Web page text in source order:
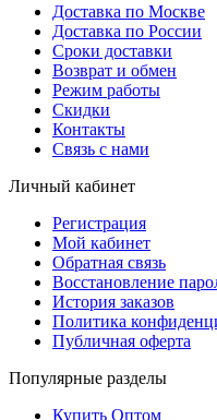
Доставка по Москве
Доставка по России
Сроки доставки
Возврат и обмен
Режим работы
Скидки
Контакты
Связь с нами
Личный кабинет
Регистрация
Мой кабинет
Обратная связь
Восстановление
История заказов
Политика
Публичная оферта
Популярные разделы
Купить Оптом